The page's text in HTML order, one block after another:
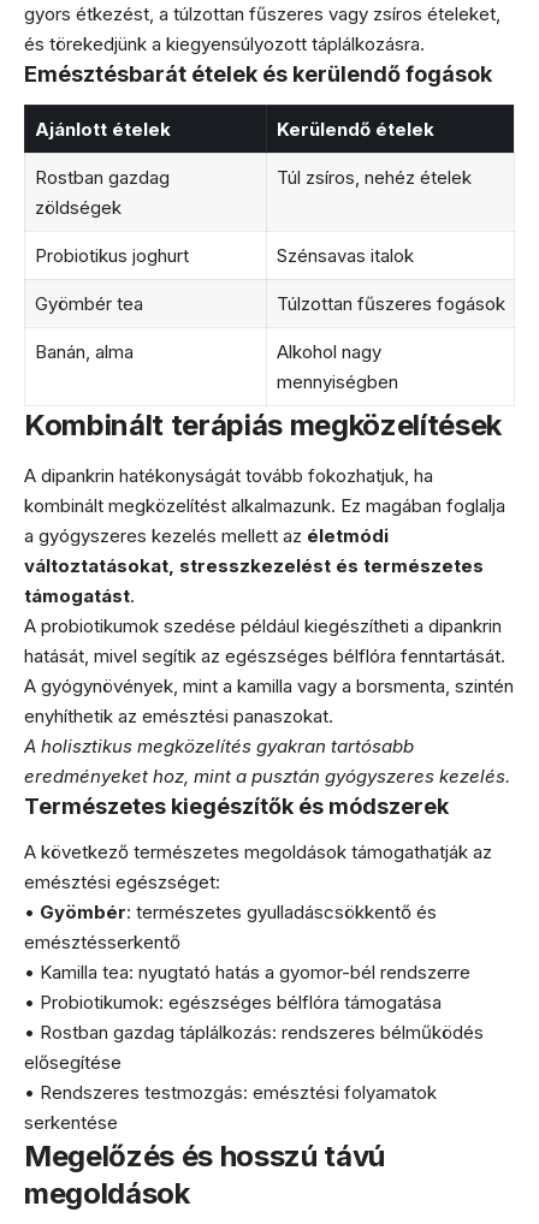
gyors étkezést, a túlzottan fűszeres vagy zsíros ételeket,
és törekedjünk a kiegyensúlyozott táplálkozásra.
Emésztésbarát ételek és kerülendő fogások
Ajánlott ételek Kerülendő ételek
Rostban gazdag
zöldségek
Túl zsíros, nehéz ételek
Probiotikus joghurt Szénsavas italok
Gyömbér tea Túlzottan fűszeres fogások
Banán, alma
Alkohol nagy
mennyiségben
Kombinált terápiás megközelítések
A dipankrin hatékonyságát tovább fokozhatjuk, ha
kombinált megközelítést alkalmazunk. Ez magában foglalja
a gyógyszeres kezelés mellett az életmódi
változtatásokat, stresszkezelést és természetes
támogatást.
A probiotikumok szedése például kiegészítheti a dipankrin
hatását, mivel segítik az egészséges bélflóra fenntartását.
A gyógynövények, mint a kamilla vagy a borsmenta, szintén
enyhíthetik az emésztési panaszokat.
A holisztikus megközelítés gyakran tartósabb
eredményeket hoz, mint a pusztán gyógyszeres kezelés.
Természetes kiegészítők és módszerek
A következő természetes megoldások támogathatják az
emésztési egészséget:
• Gyömbér: természetes gyulladáscsökkentő és
emésztésserkentő
• Kamilla tea: nyugtató hatás a gyomor-bél rendszerre
• Probiotikumok: egészséges bélflóra támogatása
• Rostban gazdag táplálkozás: rendszeres bélműködés
elősegítése
• Rendszeres testmozgás: emésztési folyamatok
serkentése
Megelőzés és hosszú távú
megoldások